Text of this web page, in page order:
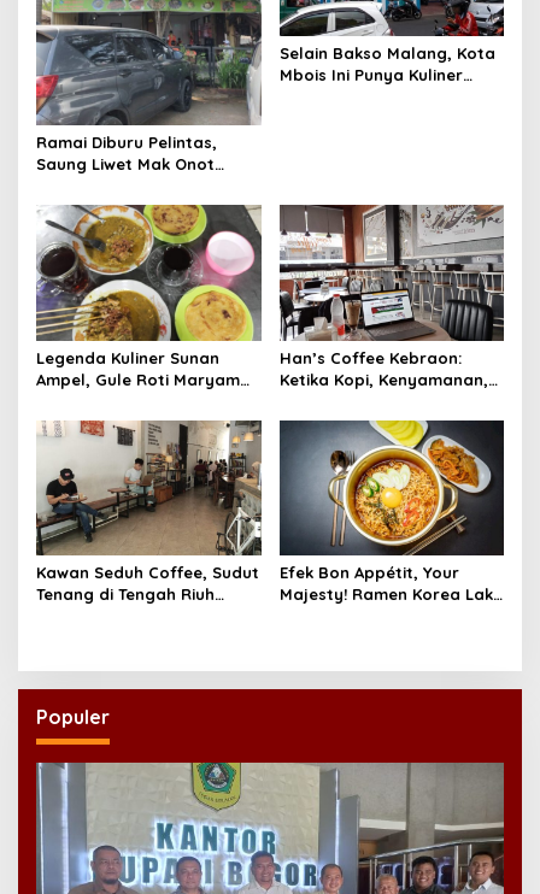
g
a
t
i
o
n
Ramai Diburu Pelintas,
Saung Liwet Mak Onot
Rp22 Ribu
Selain Bakso Malang, Kota
Mbois Ini Punya Kuliner
Legenda Kuliner Sunan
Ampel, Gule Roti Maryam
Buruan Pecinta Rasa Timur
Tengah
Han’s Coffee Kebraon:
Ketika Kopi, Kenyamanan,
Satu Ruang
Kawan Seduh Coffee, Sudut
Tenang di Tengah Riuh
Efek Bon Appétit, Your
Majesty! Ramen Korea Laku
Populer